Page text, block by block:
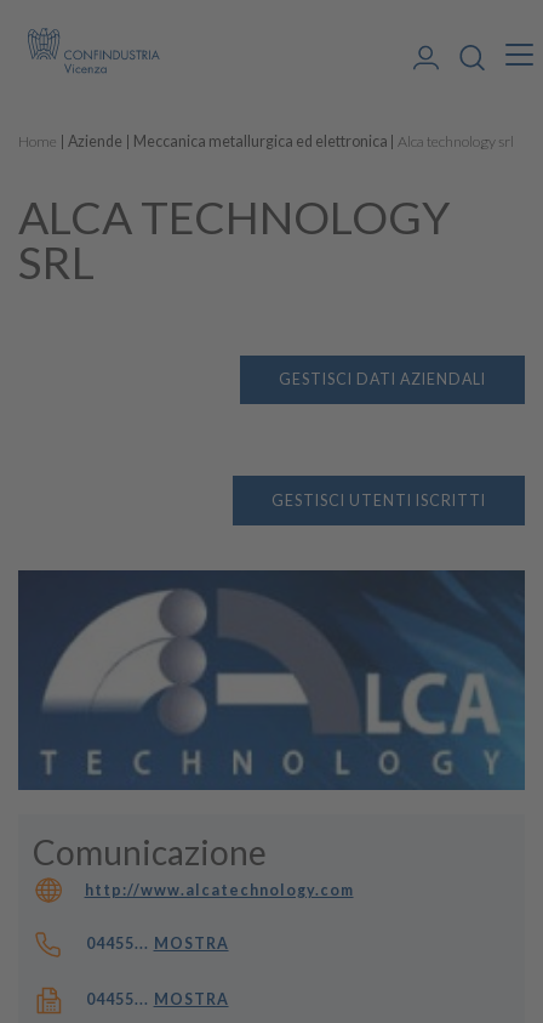
Home Aziende Meccanica metallurgica ed elettronica Alca technology srl
ALCA TECHNOLOGY
SRL
GESTISCI DATI AZIENDALI
GESTISCI UTENTI ISCRITTI
Comunicazione
http://www.alcatechnology.com
04455... MOSTRA
04455... MOSTRA